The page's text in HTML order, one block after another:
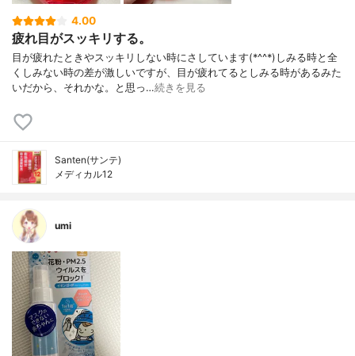
4.00
疲れ目がスッキリする。
目が疲れたときやスッキリしない時にさしています(*^^*)しみる時と全
くしみない時の差が激しいですが、目が疲れてるとしみる時があるみた
いだから、それかな。と思っ…続きを見る
Santen(サンテ)
メディカル12
umi